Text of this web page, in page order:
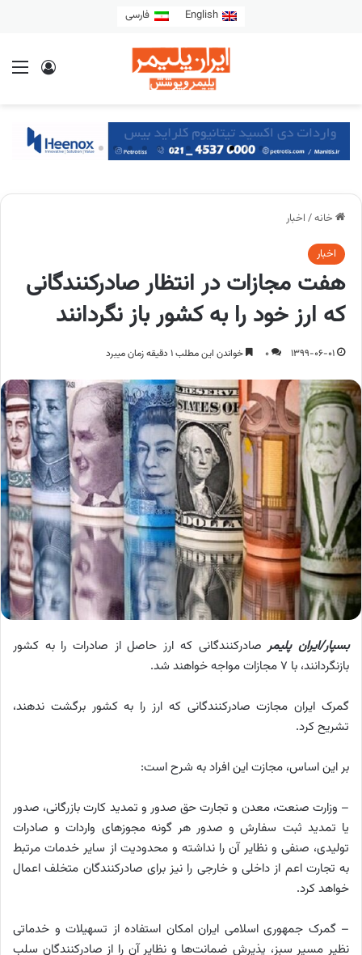
English فارسی
خانه/ اخبار
اخبار
هفت مجازات در انتظار صادرکنندگانی
که ارز خود را به کشور باز نگردانند
1399-06-01
0 خواندن این مطلب 1 دقیقه زمان میبرد
بسپار/ایران پلیمر صادرکنندگانی که ارز حاصل از صادرات را به کشور
بازنگردانند، با ۷ مجازات مواجه خواهند شد.
گمرک ایران مجازت صادرکنندگانی که ارز را به کشور برگشت ندهند،
تشریح کرد.
بر این اساس، مجازت این افراد به شرح است:
– وزارت صنعت، معدن و تجارت حق صدور و تمدید کارت بازرگانی، صدور
یا تمدید ثبت سفارش و صدور هر گونه مجوزهای واردات و صادرات
تولیدی، صنفی و نظایر آن را نداشته و محدودیت از سایر خدمات مرتبط
به تجارت اعم از داخلی و خارجی را نیز برای صادرکنندگان متخلف اعمال
خواهد کرد.
– گمرک جمهوری اسلامی ایران امکان استفاده از تسهیلات و خدماتی
نظیر مسیر سبز، پذیرش ضمانت‌ها و نظایر آن را از صادرکنندگان سلب